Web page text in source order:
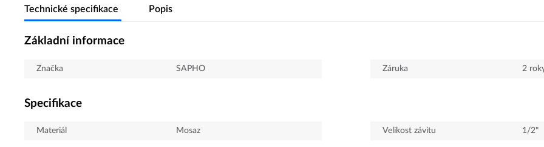
Technické specifikace Popis
Základní informace
Značka SAPHO Záruka 2
Specifikace
Materiál Mosaz Velikost závitu 1/2"